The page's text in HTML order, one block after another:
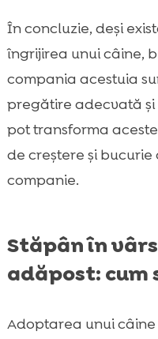
În concluzie, deși
îngrijirea unui câine,
compania acestuia
pregătire adecvată
pot transforma
de creștere și
companie.
Stăpân în
adăpost: cum
Adoptarea unui